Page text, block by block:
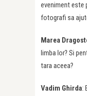
eveniment este
fotografi sa
Marea
limba lor? Si
tara aceea?
Vadim Ghirda: